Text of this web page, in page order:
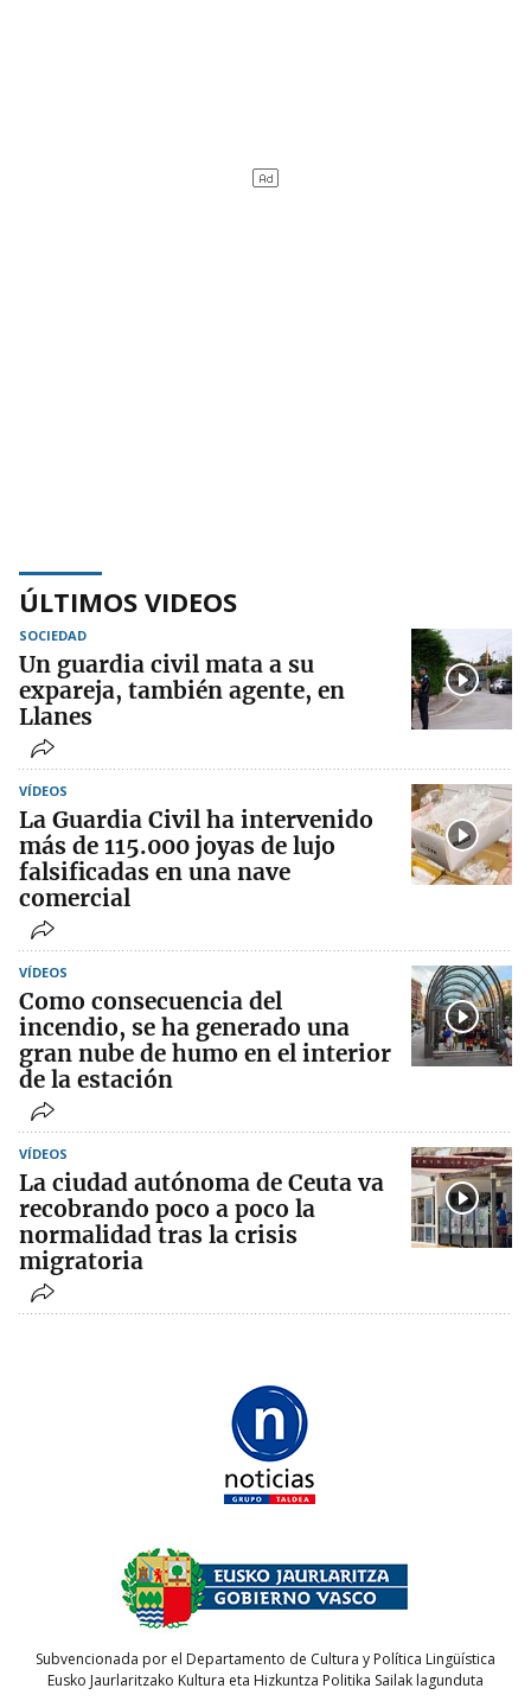
ÚLTIMOS VIDEOS
SOCIEDAD
Un guardia civil mata a su
expareja, también agente, en
Llanes
VÍDEOS
La Guardia Civil ha intervenido
más de 115.000 joyas de lujo
falsificadas en una nave
comercial
VÍDEOS
Como consecuencia del
incendio, se ha generado una
gran nube de humo en el interior
de la estación
VÍDEOS
La ciudad autónoma de Ceuta va
recobrando poco a poco la
normalidad tras la crisis
migratoria
Subvencionada por el Departamento de Cultura y Política Lingüística
Eusko Jaurlaritzako Kultura eta Hizkuntza Politika Sailak lagunduta